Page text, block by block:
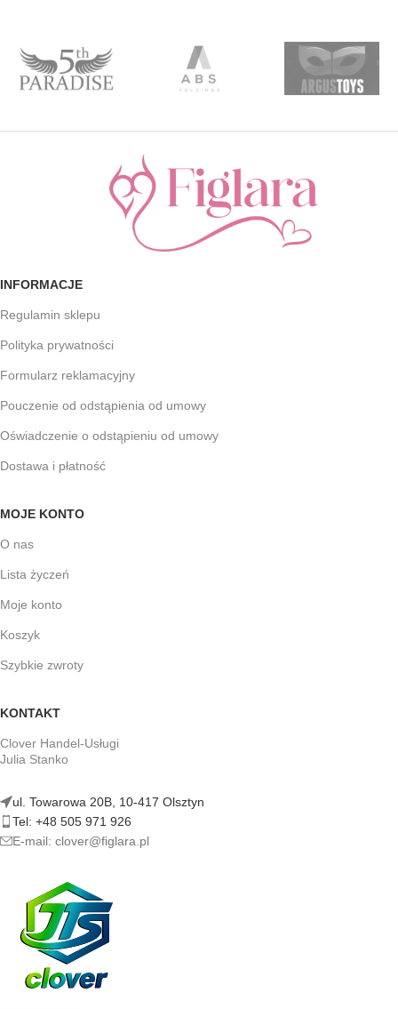
INFORMACJE
Regulamin sklepu
Polityka prywatności
Formularz reklamacyjny
Pouczenie od odstąpienia od umowy
Oświadczenie o odstąpieniu od umowy
Dostawa i płatność
MOJE KONTO
O nas
Lista życzeń
Moje konto
Koszyk
Szybkie zwroty
KONTAKT
Clover Handel-Usługi
Julia Stanko
ul. Towarowa 20B, 10-417 Olsztyn
Tel: +48 505 971 926
E-mail: clover@figlara.pl